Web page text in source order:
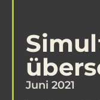
Juni 2021